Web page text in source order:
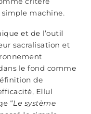
machine.
et de l’outil
sacralisation et
le fond comme
de
Ellul
“Le système